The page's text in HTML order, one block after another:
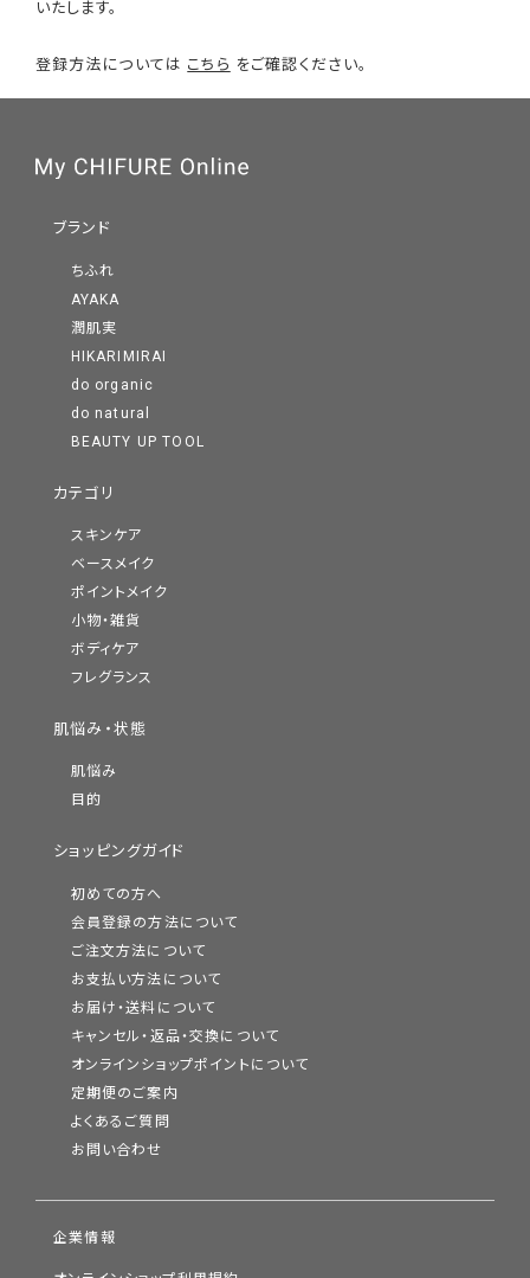
いたします。
登録方法については こちら をご確認ください。
ブランド
ちふれ
AYAKA
潤肌実
HIKARIMIRAI
do organic
do natural
BEAUTY UP TOOL
カテゴリ
スキンケア
ベースメイク
ポイントメイク
小物・雑貨
ボディケア
フレグランス
肌悩み・状態
肌悩み
目的
ショッピングガイド
初めての方へ
会員登録の方法について
ご注文方法について
お支払い方法について
お届け・送料について
キャンセル・返品・交換について
オンラインショップポイントについて
定期便のご案内
よくあるご質問
お問い合わせ
企業情報